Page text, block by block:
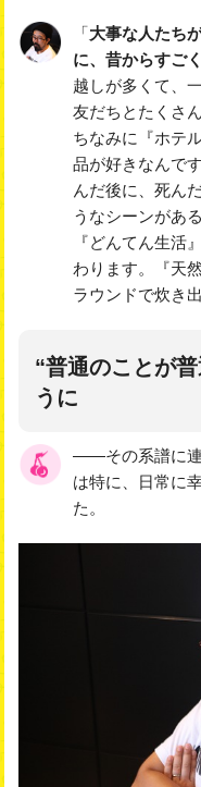
「大事な人たち
に、昔からすご
越しが多くて、
友だちとたくさ
ちなみに『ホテ
品が好きなんで
んだ後に、死ん
うなシーンがあ
『どんてん生活
わります。『天
ラウンドで炊き
“普通のことが
うに
――その系譜に連
は特に、日常に
た。